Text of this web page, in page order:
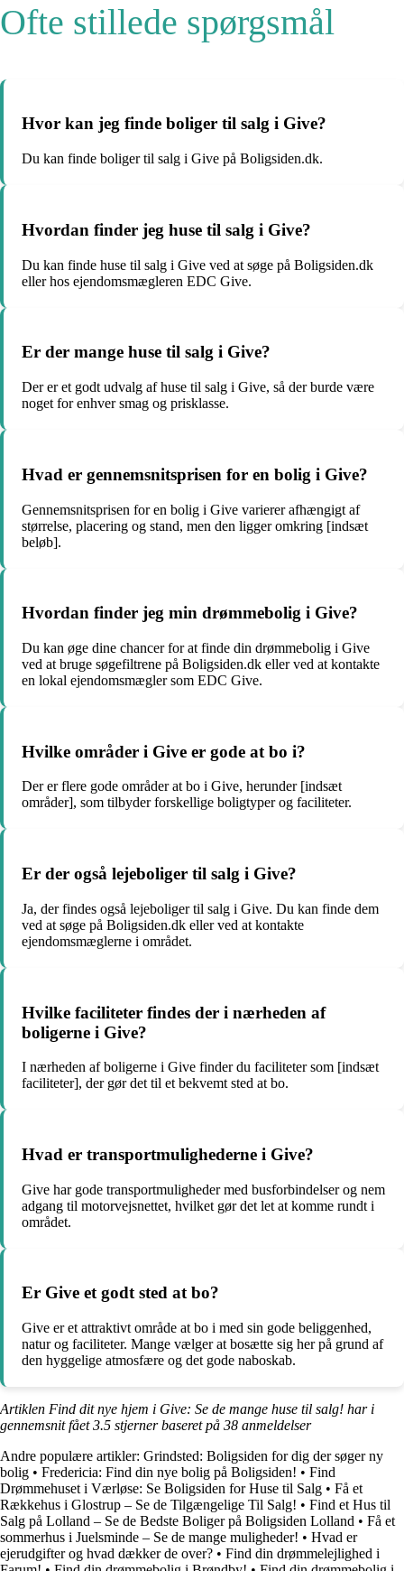
Ofte stillede spørgsmål
Hvor kan jeg finde boliger til salg i Give?
Du kan finde boliger til salg i Give på Boligsiden.dk.
Hvordan finder jeg huse til salg i Give?
Du kan finde huse til salg i Give ved at søge på Boligsiden.dk
eller hos ejendomsmægleren EDC Give.
Er der mange huse til salg i Give?
Der er et godt udvalg af huse til salg i Give, så der burde være
noget for enhver smag og prisklasse.
Hvad er gennemsnitsprisen for en bolig i Give?
Gennemsnitsprisen for en bolig i Give varierer afhængigt af
størrelse, placering og stand, men den ligger omkring [indsæt
beløb].
Hvordan finder jeg min drømmebolig i Give?
Du kan øge dine chancer for at finde din drømmebolig i Give
ved at bruge søgefiltrene på Boligsiden.dk eller ved at kontakte
en lokal ejendomsmægler som EDC Give.
Hvilke områder i Give er gode at bo i?
Der er flere gode områder at bo i Give, herunder [indsæt
områder], som tilbyder forskellige boligtyper og faciliteter.
Er der også lejeboliger til salg i Give?
Ja, der findes også lejeboliger til salg i Give. Du kan finde dem
ved at søge på Boligsiden.dk eller ved at kontakte
ejendomsmæglerne i området.
Hvilke faciliteter findes der i nærheden af
boligerne i Give?
I nærheden af boligerne i Give finder du faciliteter som [indsæt
faciliteter], der gør det til et bekvemt sted at bo.
Hvad er transportmulighederne i Give?
Give har gode transportmuligheder med busforbindelser og nem
adgang til motorvejsnettet, hvilket gør det let at komme rundt i
området.
Er Give et godt sted at bo?
Give er et attraktivt område at bo i med sin gode beliggenhed,
natur og faciliteter. Mange vælger at bosætte sig her på grund af
den hyggelige atmosfære og det gode naboskab.
Artiklen Find dit nye hjem i Give: Se de mange huse til salg! har i
gennemsnit fået3.5 stjerner baseret på 38 anmeldelser
Andre populære artikler: Grindsted: Boligsiden for dig der søger ny
bolig • Fredericia: Find din nye bolig på Boligsiden! • Find
Drømmehuset i Værløse: Se Boligsiden for Huse til Salg • Få et
Rækkehus i Glostrup – Se de Tilgængelige Til Salg! • Find et Hus til
Salg på Lolland – Se de Bedste Boliger på Boligsiden Lolland • Få et
sommerhus i Juelsminde – Se de mange muligheder! • Hvad er
ejerudgifter og hvad dækker de over? • Find din drømmelejlighed i